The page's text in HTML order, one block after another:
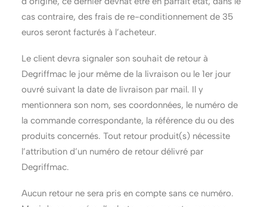
cas contraire, des frais de re-conditionnement de 35
euros seront facturés à l’acheteur.
Le client devra signaler son souhait de retour à
Degriffmac le jour même de la livraison ou le 1er jour
ouvré suivant la date de livraison par mail. Il y
mentionnera son nom, ses coordonnées, le numéro de
la commande correspondante, la référence du ou des
produits concernés. Tout retour produit(s) nécessite
l’attribution d’un numéro de retour délivré par
Degriffmac.
Aucun retour ne sera pris en compte sans ce numéro.